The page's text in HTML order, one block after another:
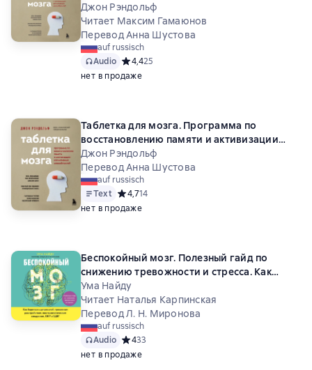
когнитивных способностей
Джон Рэндольф
Читает Максим Гамаюнов
Перевод Анна Шустова
auf russisch
Audio Средний рейтинг 4,4 на основе 25 оценок
4,425
нет в продаже
Таблетка для мозга. Программа по
восстановлению памяти и активизации
когнитивных способностей
Джон Рэндольф
Перевод Анна Шустова
auf russisch
Text Средний рейтинг 4,7 на основе 14 оценок
4,714
нет в продаже
Беспокойный мозг. Полезный гайд по
снижению тревожности и стресса. Как
бороться с депрессией, тревожным
расстройством, посттравматическим
синдромом, ОКР и СДВГ
Ума Найду
Читает Наталья Карпинская
Перевод Л. Н. Миронова
auf russisch
Audio Средний рейтинг 4 на основе 33 оценок
433
нет в продаже